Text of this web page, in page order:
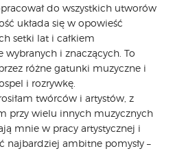
do wszystkich utworów
układa się w opowieść
setki lat i całkiem
wybranych i znaczących. To
różne gatunki muzyczne i
i rozrywkę.
twórców i artystów, z
przy wielu innych muzycznych
mnie w pracy artystycznej i
najbardziej ambitne pomysły –